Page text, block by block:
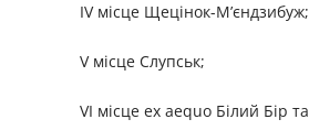
IV місце Щецінок-М’єндзибуж;
V місце Слупськ;
VI місце ex aequo Білий Бір